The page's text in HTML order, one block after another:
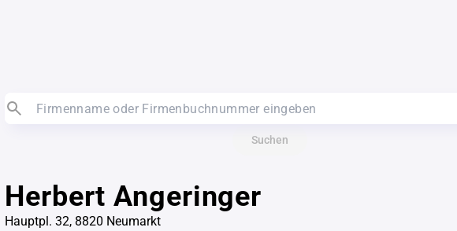
Suchen
Herbert Angeringer
Hauptpl. 32, 8820 Neumarkt